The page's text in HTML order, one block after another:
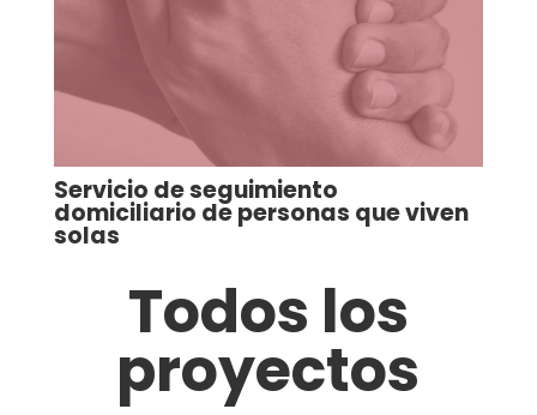
Servicio de seguimiento
domiciliario de personas que viven
solas
Todos los
proyectos